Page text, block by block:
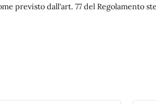
previsto dall'art. 77 del Regolamento